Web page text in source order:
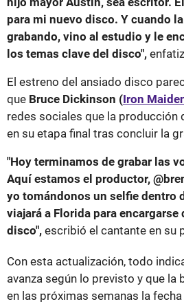
para mi nuevo disco. Y cuando
grabando, vino al estudio y le
los temas clave del disco",
El estreno del ansiado disco
que Bruce Dickinson (Iron
redes sociales que la producción
en su etapa final tras concluir la
"Hoy terminamos de grabar las
Aquí estamos el productor,
yo tomándonos un selfie dentro
viajará a Florida para encargarse
disco", escribió el cantante en su
Con esta actualización, todo
avanza según lo previsto y que la
en las próximas semanas la